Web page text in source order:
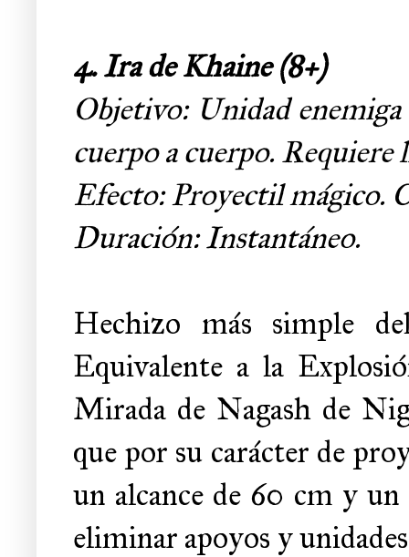
4. Ira de Khaine(8+)
Objetivo: Unidad
cuerpo a cuerpo. Requiere
Efecto: Proyectil mágico.
Duración: Instantáneo.
Hechizo más simple
Equivalente a la
Mirada de Nagash de
que por su carácter de
un alcance de 60 cm y
eliminar apoyos y